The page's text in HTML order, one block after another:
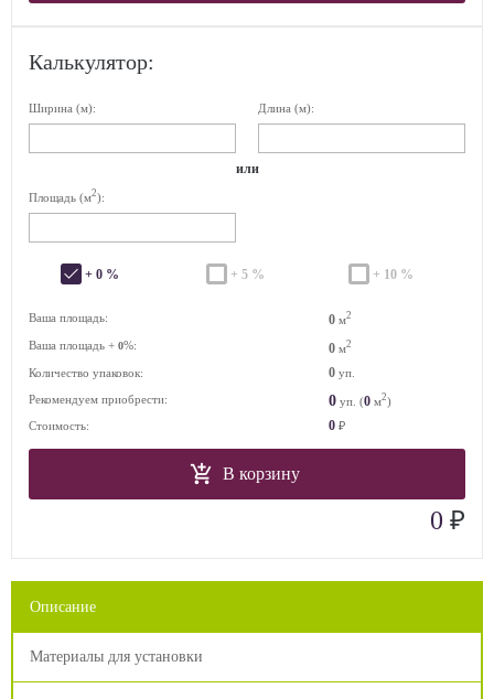
Калькулятор:
Ширина (м): Длина (м):
или
Площадь (м2):
+ 0 % + 5 % + 10 %
Ваша площадь: 0 м2
Ваша площадь + 0%: 0 м2
Количество упаковок: 0 уп.
Рекомендуем приобрести:
0 уп. (0 м2)
Стоимость:
0 ₽
В корзину
0 ₽
Описание
Материалы для установки